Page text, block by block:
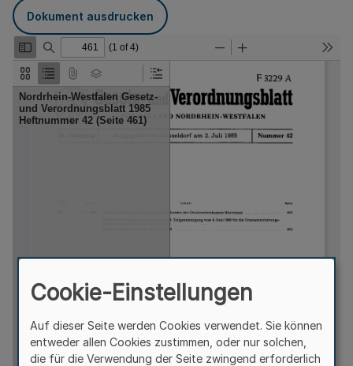
Dokument ausdrucken
Cookie-Einstellungen
Auf dieser Seite werden Cookies verwendet. Sie können
entweder allen Cookies zustimmen, oder nur solchen,
die für die Verwendung der Seite zwingend erforderlich